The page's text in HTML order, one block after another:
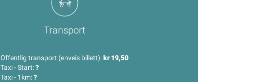
Transport
Offentlig transport (enveis billett):kr 19,50
Taxi - Start:?
Taxi - 1km:?